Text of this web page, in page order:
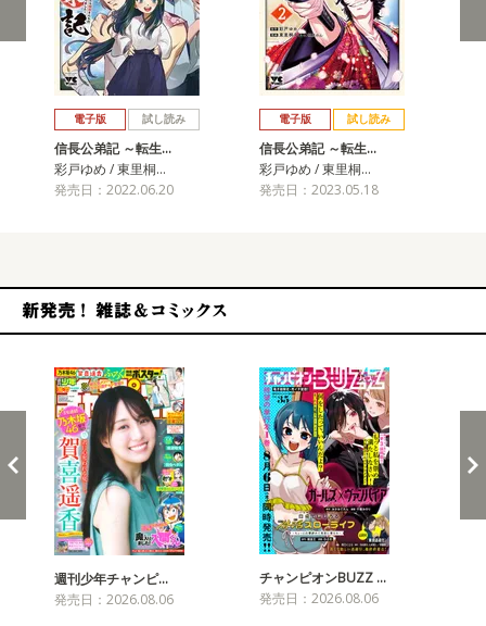
電子版 試し読み
信長公弟記 ～転生…
彩戸ゆめ / 東里桐…
発売日：2022.06.20
電子版 試し読み
信長公弟記 ～転生…
彩戸ゆめ / 東里桐…
発売日：2023.05.18
週刊少年チャンピ…
発売日：2026.08.06
チャンピオンBUZZ …
発売日：2026.08.06